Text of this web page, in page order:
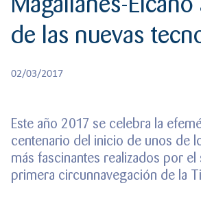
Orientación familiar
CREATIVIDAD
BACHILLERATO
de las nuevas
02/03/2017
Este año 2017 se celebra la
centenario del inicio de unos de
más fascinantes realizados por el
primera circunnavegación de la